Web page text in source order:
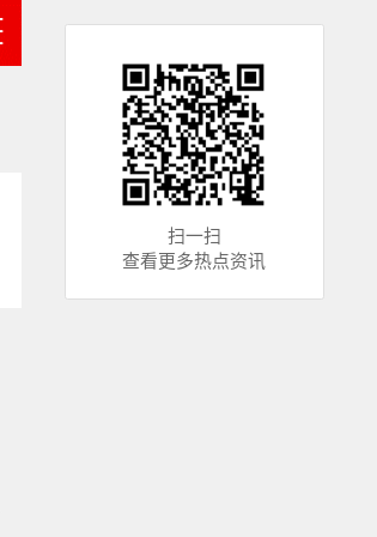
扫一扫
查看更多热点资讯